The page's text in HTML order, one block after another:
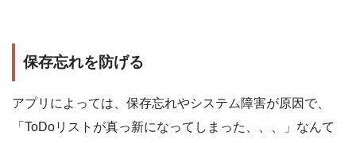
保存忘れを防げる
アプリによっては、保存忘れやシステム障害が原因で、
「ToDoリストが真っ新になってしまった、、、」なんて